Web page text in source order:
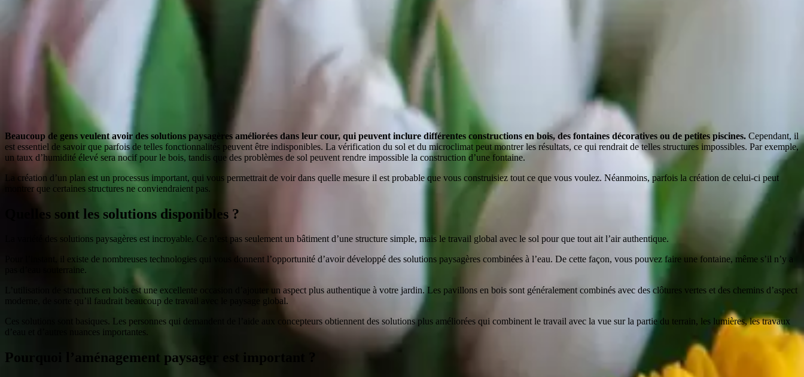
Beaucoup de gens veulent avoir des solutions paysagères améliorées dans leur cour, qui peuvent inclure différentes constructions en bois, des fontaines décoratives ou de petites piscines. Cependant, il
est essentiel de savoir que parfois de telles fonctionnalités peuvent être indisponibles. La vérification du sol et du microclimat peut montrer les résultats, ce qui rendrait de telles structures impossibles. Par exemple,
un taux d’humidité élevé sera nocif pour le bois, tandis que des problèmes de sol peuvent rendre impossible la construction d’une fontaine.
La création d’un plan est un processus important, qui vous permettrait de voir dans quelle mesure il est probable que vous construisiez tout ce que vous voulez. Néanmoins, parfois la création de celui-ci peut
montrer que certaines structures ne conviendraient pas.
Quelles sont les solutions disponibles ?
La variété des solutions paysagères est incroyable. Ce n’est pas seulement un bâtiment d’une structure simple, mais le travail global avec le sol pour que tout ait l’air authentique.
Pour l’instant, il existe de nombreuses technologies qui vous donnent l’opportunité d’avoir développé des solutions paysagères combinées à l’eau. De cette façon, vous pouvez faire une fontaine, même s’il n’y a
pas d’eau souterraine.
L’utilisation de structures en bois est une excellente occasion d’ajouter un aspect plus authentique à votre jardin. Les pavillons en bois sont généralement combinés avec des clôtures vertes et des chemins d’aspect
moderne, de sorte qu’il faudrait beaucoup de travail avec le paysage global.
Ces solutions sont basiques. Les personnes qui demandent de l’aide aux concepteurs obtiennent des solutions plus améliorées qui combinent le travail avec la vue sur la partie du terrain, les lumières, les travaux
d’eau et d’autres nuances importantes.
Pourquoi l’aménagement paysager est important ?